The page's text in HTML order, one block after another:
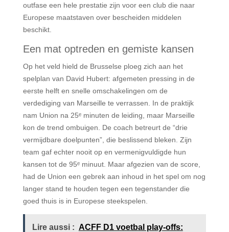
outfase een hele prestatie zijn voor een club die naar
Europese maatstaven over bescheiden middelen
beschikt.
Een mat optreden en gemiste kansen
Op het veld hield de Brusselse ploeg zich aan het
spelplan van David Hubert: afgemeten pressing in de
eerste helft en snelle omschakelingen om de
verdediging van Marseille te verrassen. In de praktijk
nam Union na 25ᵉ minuten de leiding, maar Marseille
kon de trend ombuigen. De coach betreurt de “drie
vermijdbare doelpunten”, die beslissend bleken. Zijn
team gaf echter nooit op en vermenigvuldigde hun
kansen tot de 95ᵉ minuut. Maar afgezien van de score,
had de Union een gebrek aan inhoud in het spel om nog
langer stand te houden tegen een tegenstander die
goed thuis is in Europese steekspelen.
Lire aussi : ACFF D1 voetbal play-offs: